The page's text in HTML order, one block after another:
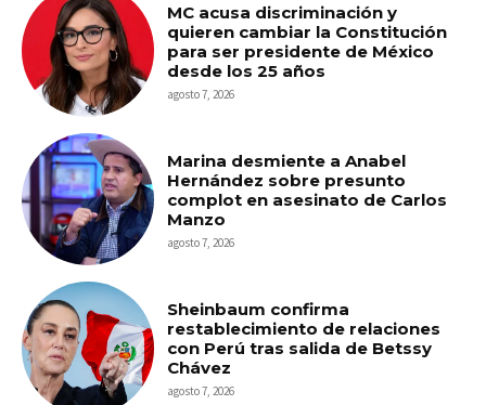
MC acusa discriminación y
quieren cambiar la Constitución
para ser presidente de México
desde los 25 años
agosto 7, 2026
Marina desmiente a Anabel
Hernández sobre presunto
complot en asesinato de Carlos
Manzo
agosto 7, 2026
Sheinbaum confirma
restablecimiento de relaciones
con Perú tras salida de Betssy
Chávez
agosto 7, 2026